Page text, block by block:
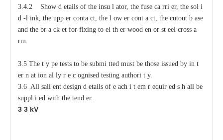
3.4.2 Show d etails of the insu l ator, the fuse ca rri er, the sol i
d -l ink, the upp er conta ct, the l ow er cont a ct, the cutout b ase
and the br a ck et for fixing to ei th er wood en or st eel cross a
rm.
3.5 The t y pe tests to be submi tted must be those issued by in t
er n at ion al ly r e c ognised testing authori t y.
3.6 All sali ent design d etails of e ach i t em r equir ed s h all be
suppl i ed with the tend er.
3 3 kV